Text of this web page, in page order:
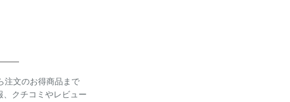
注文のお得商品まで
クチコミやレビュー